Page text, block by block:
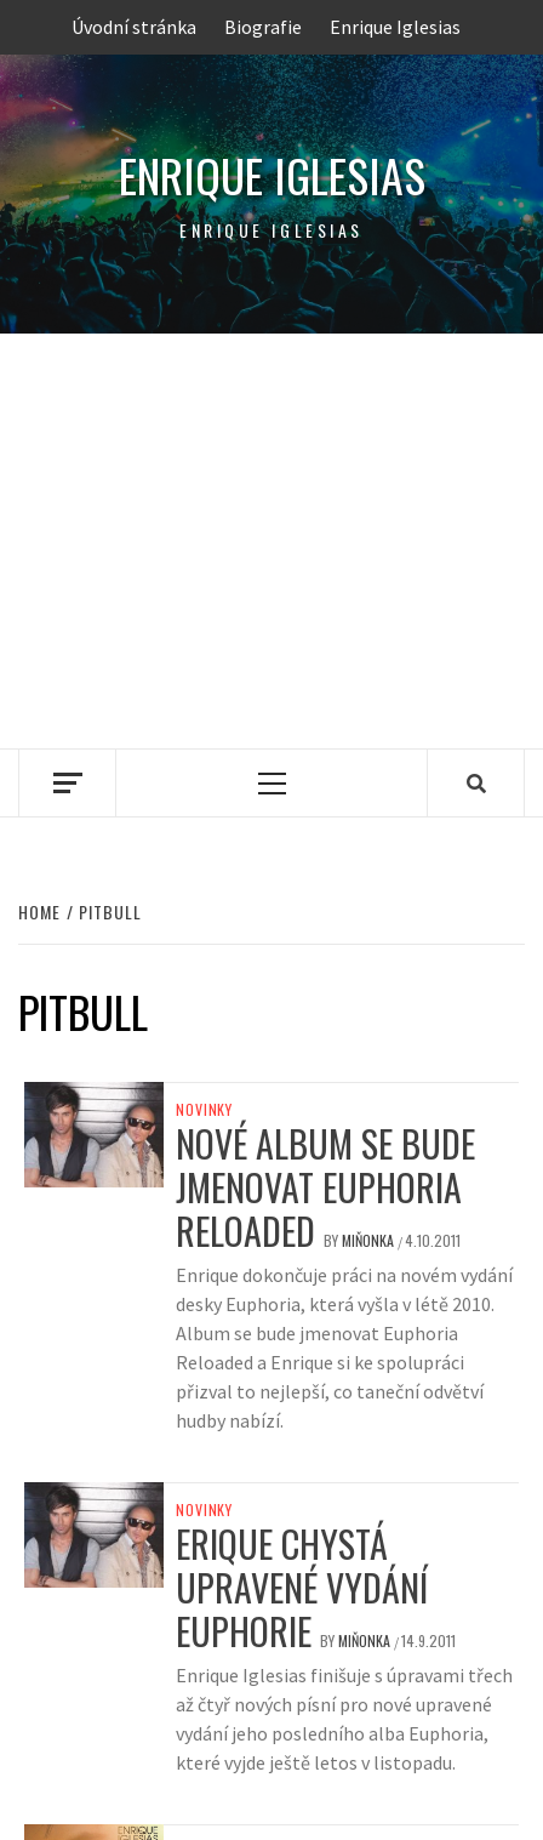
content
Úvodní stránka Biografie Enrique Iglesias
ENRIQUE IGLESIAS
ENRIQUE IGLESIAS
Primary
HOME PITBULL
PITBULL
NOVINKY
NOVÉ ALBUM SE BUDE
JMENOVAT EUPHORIA
RELOADED BYMIŇONKA /4.10.2011
Enrique dokončuje práci na novém vydání
desky Euphoria, která vyšla v létě 2010.
Album se bude jmenovat Euphoria
Reloaded a Enrique si ke spolupráci
přizval to nejlepší, co taneční odvětví
hudby nabízí.
NOVINKY
ERIQUE CHYSTÁ
UPRAVENÉ VYDÁNÍ
EUPHORIE BYMIŇONKA /14.9.2011
Enrique Iglesias finišuje s úpravami třech
až čtyř nových písní pro nové upravené
vydání jeho posledního alba Euphoria,
které vyjde ještě letos v listopadu.